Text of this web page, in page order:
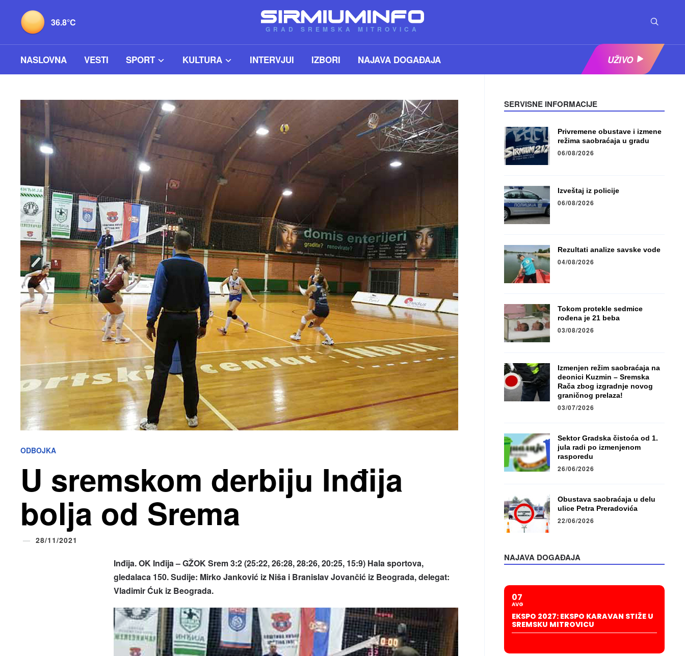
36.8°C
GRAD SREMSKA MITROVICA
NASLOVNA VESTI SPORT KULTURA INTERVJUI IZBORI NAJAVA DOGAĐAJA UŽIVO
ODBOJKA
U sremskom derbiju Inđija
bolja od Srema
28/11/2021
Inđija. OK Inđija – GŽOK Srem 3:2(25:22, 26:28, 28:26, 20:25, 15:9) Hala sportova,
gledalaca 150. Sudije: Mirko Janković iz Niša i Branislav Jovančić iz Beograda, delegat:
Vladimir Ćuk iz Beograda.
SERVISNE INFORMACIJE
Privremene obustave i izmene
režima saobraćaja u gradu
06/08/2026
Izveštaj iz policije
06/08/2026
Rezultati analize savske vode
04/08/2026
Tokom protekle sedmice
rođena je 21 beba
03/08/2026
Izmenjen režim saobraćaja na
deonici Kuzmin – Sremska
Rača zbog izgradnje novog
graničnog prelaza!
03/07/2026
Sektor Gradska čistoća od 1.
jula radi po izmenjenom
rasporedu
26/06/2026
Obustava saobraćaja u delu
ulice Petra Preradovića
22/06/2026
NAJAVA DOGAĐAJA
07
AVG
EKSPO 2027: EKSPO KARAVAN STIŽE U
SREMSKU MITROVICU